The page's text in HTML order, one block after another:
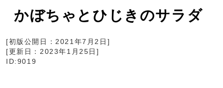
かぼちゃとひじきのサラダ
[初版公開日：2021年7月2日 ]
[更新日： 2023年1月25日 ]
ID:9019